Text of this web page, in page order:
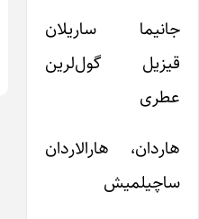
جانیما ساریلان
قیزیل گول‌لرین
عطری
هاردان، هارالاردان
ساچیلمیش